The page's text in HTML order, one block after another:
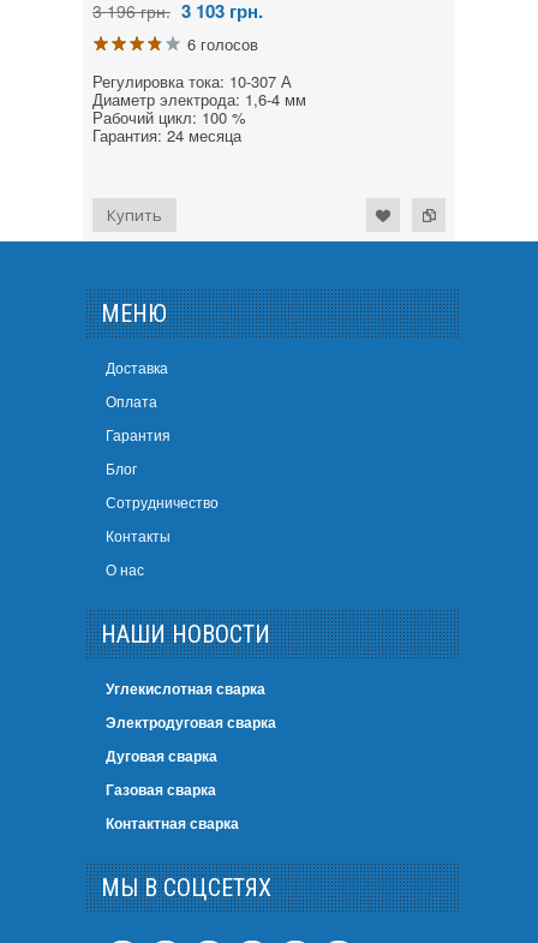
3 196 грн. 3 103 грн.
6 голосов
Регулировка тока: 10-307 А
Диаметр электрода: 1,6-4 мм
Рабочий цикл: 100 %
Гарантия: 24 месяца
МЕНЮ
Доставка
Оплата
Гарантия
Блог
Сотрудничество
Контакты
О нас
НАШИ НОВОСТИ
Углекислотная сварка
Электродуговая сварка
Дуговая сварка
Газовая сварка
Контактная сварка
МЫ В СОЦСЕТЯХ